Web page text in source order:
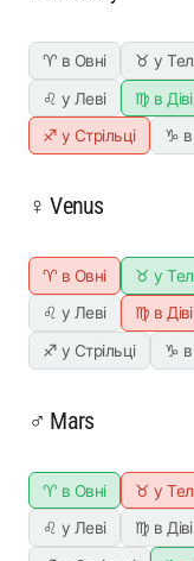
♈ в Овні ♉ у
♌ у Леві
♍ в Діві
♐ у Стрільці
♑
♀ Venus
♈ в Овні ♉ у
♌ у Леві
♍ в Діві
♐ у Стрільці
♑
♂ Mars
♈ в Овні ♉ у
♌ у Леві
♍ в Діві